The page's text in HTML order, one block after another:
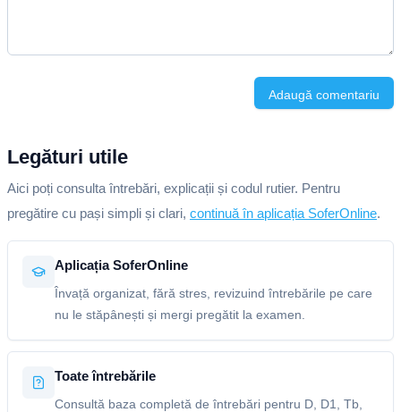
Adaugă comentariu
Legături utile
Aici poți consulta întrebări, explicații și codul rutier. Pentru
pregătire cu pași simpli și clari, continuă în aplicația SoferOnline.
Aplicația SoferOnline
Învață organizat, fără stres, revizuind întrebările pe care
nu le stăpânești și mergi pregătit la examen.
Toate întrebările
Consultă baza completă de întrebări pentru D, D1, Tb,